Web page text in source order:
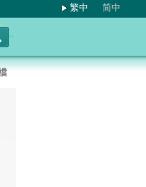
繁中 简中